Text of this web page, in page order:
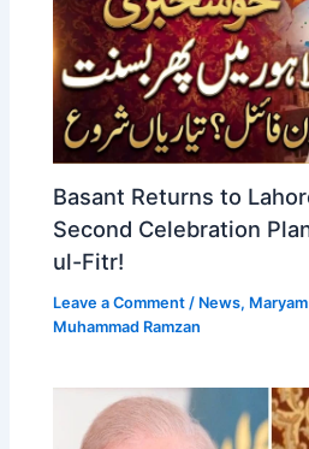
Basant Returns to
Second Celebration
ul-Fitr!
Leave a Comment / News,
Muhammad Ramzan